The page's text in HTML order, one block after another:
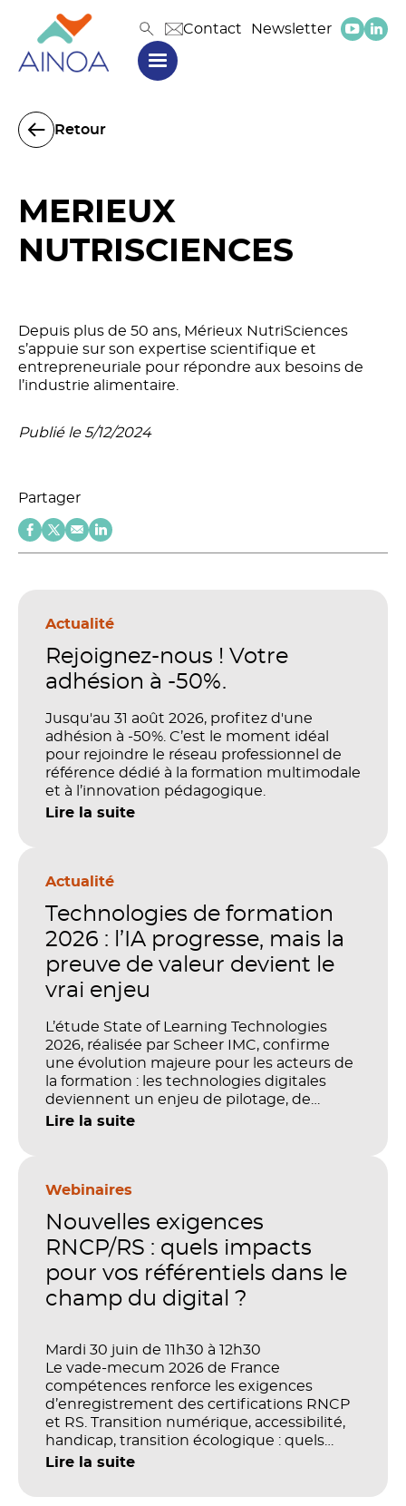
Contact Newsletter
Retour
MERIEUX
NUTRISCIENCES
Depuis plus de 50 ans, Mérieux NutriSciences
s’appuie sur son expertise scientifique et
entrepreneuriale pour répondre aux besoins de
l’industrie alimentaire.
Publié le 5/12/2024
Partager
Actualité
Rejoignez-nous ! Votre
adhésion à -50%.
Jusqu'au 31 août 2026, profitez d'une
adhésion à -50%. C’est le moment idéal
pour rejoindre le réseau professionnel de
référence dédié à la formation multimodale
et à l’innovation pédagogique.
Lire la suite
Actualité
Technologies de formation
2026 : l’IA progresse, mais la
preuve de valeur devient le
vrai enjeu
L’étude State of Learning Technologies
2026, réalisée par Scheer IMC, confirme
une évolution majeure pour les acteurs de
la formation : les technologies digitales
deviennent un enjeu de pilotage, de
performance et de preuve de valeur. IA,
stratégique. Mais comment démontrer
investissements sur les compétences, la
productivité et la performance des
Lire la suite
Webinaires
Nouvelles exigences
RNCP/RS : quels impacts
pour vos référentiels dans le
champ du digital ?
Mardi 30 juin de 11h30 à 12h30
Le vade-mecum 2026 de France
compétences renforce les exigences
d’enregistrement des certifications RNCP
et RS. Transition numérique, accessibilité,
handicap, transition écologique : quels
impacts concrets pour les référentiels dans
Lire la suite